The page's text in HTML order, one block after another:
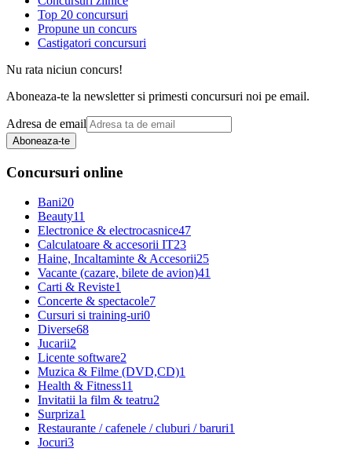
Top 20 concursuri
Propune un concurs
Castigatori concursuri
Nu rata niciun concurs!
Aboneaza-te la newsletter si primesti concursuri noi pe email.
Adresa de email
Aboneaza-te
Concursuri online
Bani20
Beauty11
Electronice & electrocasnice47
Calculatoare & accesorii IT23
Haine, Incaltaminte & Accesorii25
Vacante (cazare, bilete de avion)41
Carti & Reviste1
Concerte & spectacole7
Cursuri si training-uri0
Diverse68
Jucarii2
Licente software2
Muzica & Filme (DVD,CD)1
Health & Fitness11
Invitatii la film & teatru2
Surpriza1
Restaurante / cafenele / cluburi / baruri1
Jocuri3